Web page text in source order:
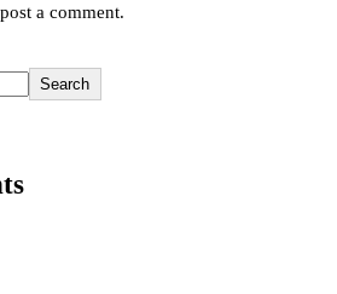
a comment.
Search